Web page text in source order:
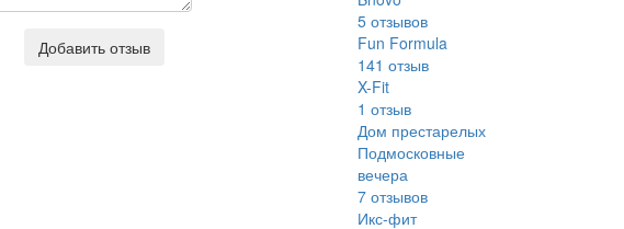
Добавить отзыв
5 отзывов
Fun Formula
141 отзыв
X-Fit
1 отзыв
Дом престарелых
Подмосковные
вечера
7 отзывов
Икс-фит